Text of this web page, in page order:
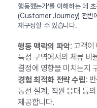
행동했는가’를 이해하는 데
(Customer Journey) 전반에
재구성할 수 있습니다.
행동 맥락의 파악: 고객이
특정 구역에서의 체류 비
결정에 영향을 미치는지
경험 최적화 전략 수립:
동선 설계, 직원 응대 등
제공합니다.